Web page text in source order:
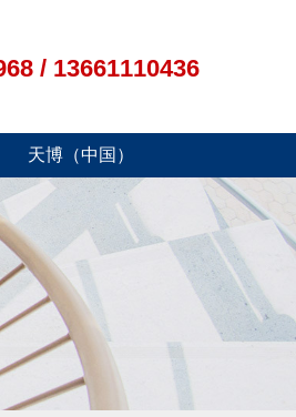
/ 13661110436
天博（中国）